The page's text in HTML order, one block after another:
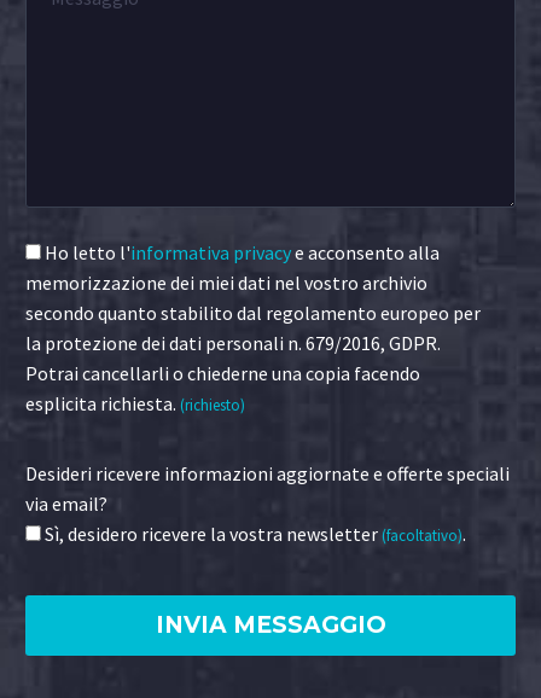
Ho letto l'informativa privacye acconsento alla
memorizzazione dei miei dati nel vostro archivio
secondo quanto stabilito dal regolamento europeo per
la protezione dei dati personali n. 679/2016, GDPR.
Potrai cancellarli o chiederne una copia facendo
esplicita richiesta. (richiesto)
Desideri ricevere informazioni aggiornate e offerte speciali
via email?
Sì, desidero ricevere la vostra newsletter(facoltativo).